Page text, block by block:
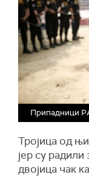
Припадници
Тројица од
јер су
двојица чак